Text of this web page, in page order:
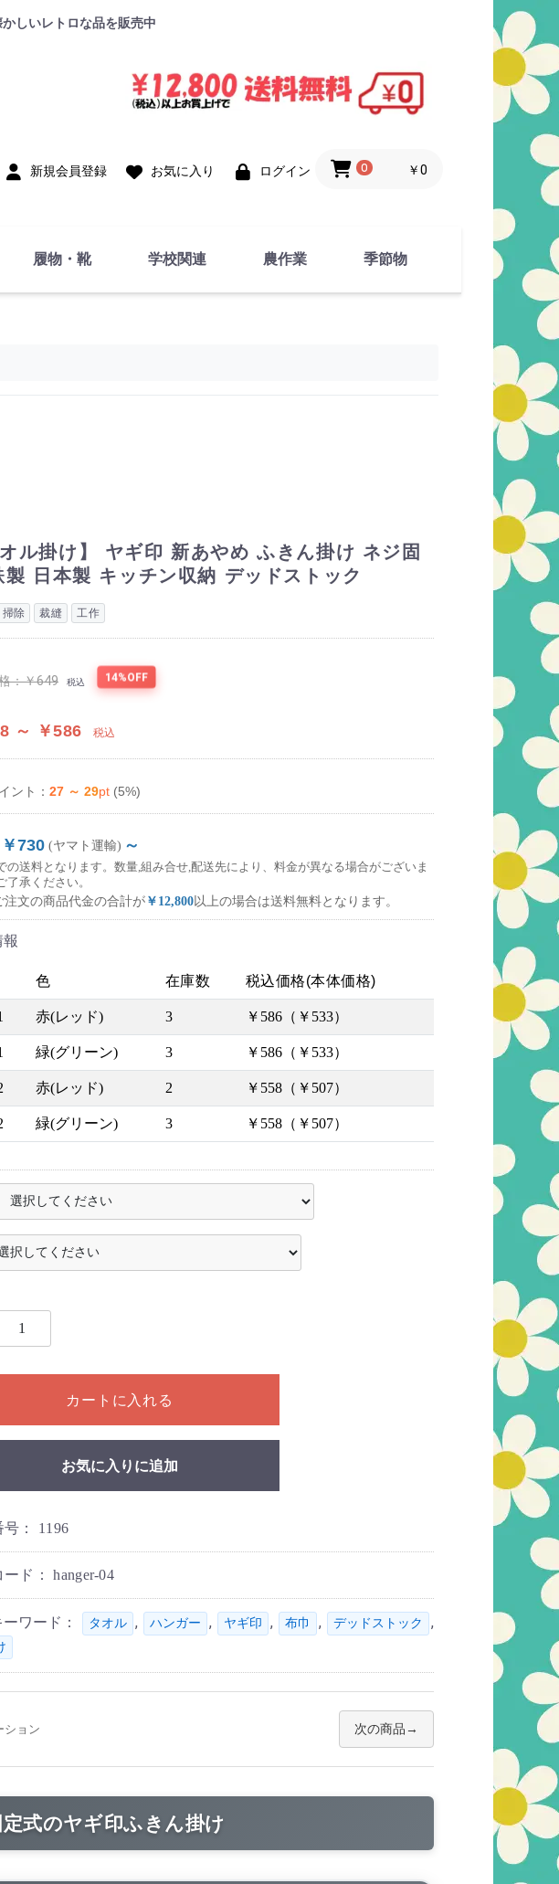
しいレトロな品を販売中
新規会員登録 お気に入り ログイン 0 ￥0
履物・靴 学校関連 農作業 季節物
オル掛け】 ヤギ印 新あやめ ふきん掛け ネジ固
製 日本製 キッチン収納 デッドストック
掃除 裁縫 工作
：￥649 税込 14%OFF
～ ￥586 税込
ント： 27 ～ 29pt (5%)
￥730 (ヤマト運輸) ～
の送料となります。数量,組み合せ,配送先により、料金が異なる場合がございま
了承ください。
注文の商品代金の合計が ￥12,800以上の場合は送料無料となります。
色 在庫数 税込価格(本体価格)
赤(レッド) 3 ￥586（￥533）
緑(グリーン) 3 ￥586（￥533）
赤(レッド) 2 ￥558（￥507）
緑(グリーン) 3 ￥558（￥507）
の数量を入力してください
カートに入れる
お気に入りに追加
： 1196
ード：hanger-04
ワード： タオル , ハンガー , ヤギ印 , 布巾 , デッドストック ,
ション 次の商品
式のヤギ印ふきん掛け